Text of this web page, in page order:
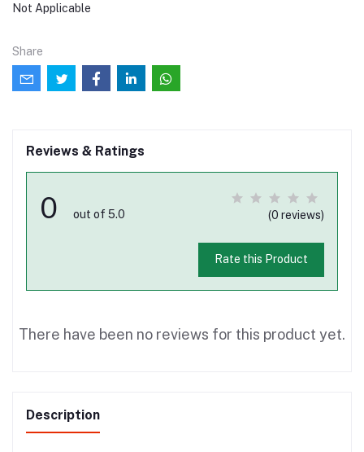
Not Applicable
Share
Reviews & Ratings
0 out of 5.0 (0 reviews)
Rate this Product
There have been no reviews for this product yet.
Description